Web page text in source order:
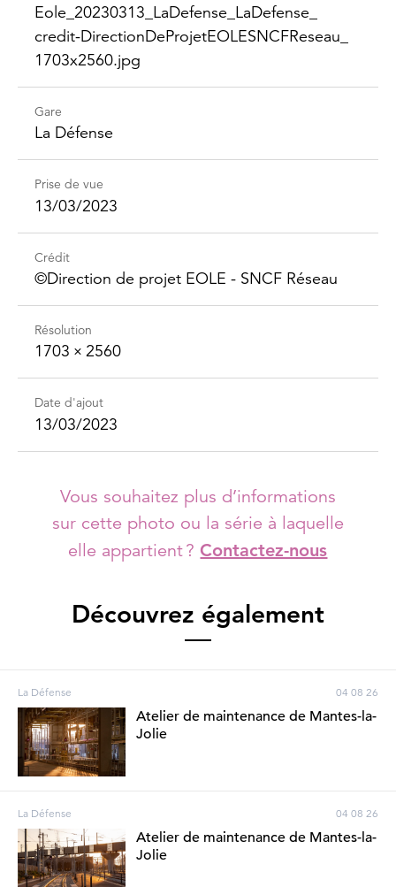
Eole_​20230313_​LaDefense_​LaDefense_​
credit-​Direction​DeProjet​EOLESNCFReseau_​
1703x2560.jpg
Gare
La Défense
Prise de vue
13/03/2023
Crédit
©Direction de projet EOLE - SNCF Réseau
Résolution
1703 × 2560
Date d'ajout
13/03/2023
Vous souhaitez plus d’informations
sur cette photo ou la série à laquelle
elle appartient ? Contactez-nous
Découvrez également
La Défense 04 08 26
Atelier de maintenance de Mantes-la-
Jolie
La Défense 04 08 26
Atelier de maintenance de Mantes-la-
Jolie